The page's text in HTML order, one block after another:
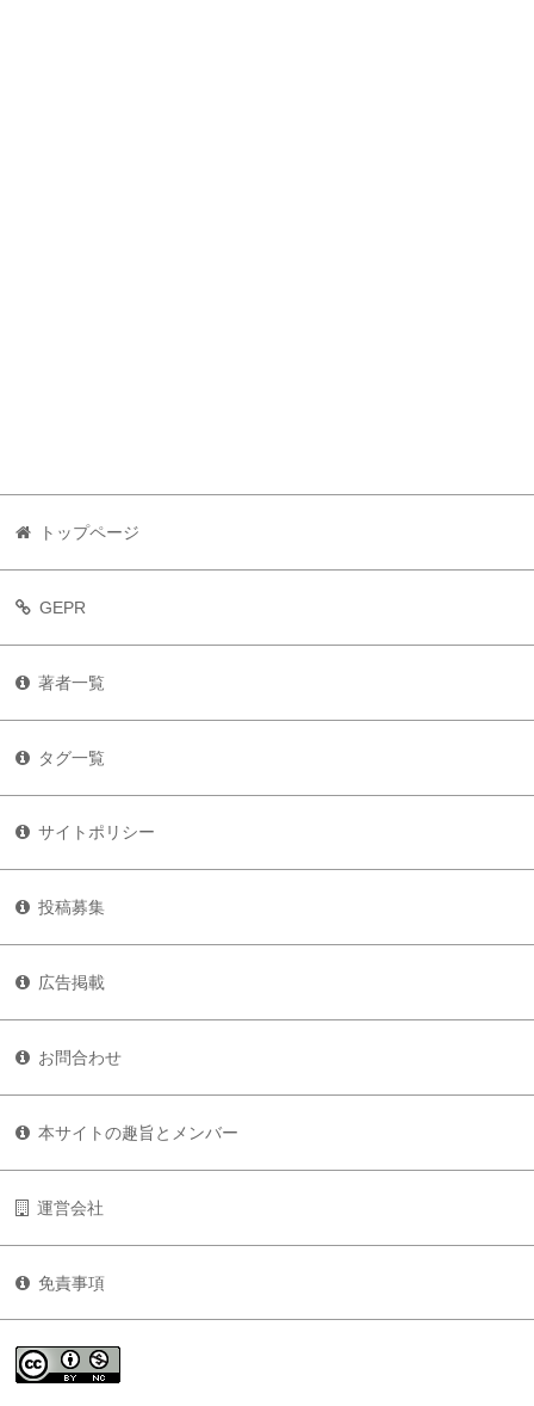
トップページ
GEPR
著者一覧
タグ一覧
サイトポリシー
投稿募集
広告掲載
お問合わせ
本サイトの趣旨とメンバー
運営会社
免責事項